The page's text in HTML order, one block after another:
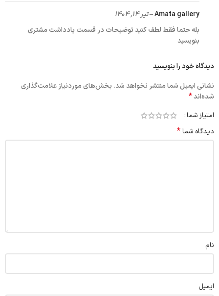
Amata gallery
–تیر ۱۴, ۱۴۰۴
بله حتما فقط لطف کنید توضیحات در قسمت یادداشت مشتری
بنویسید
دیدگاه خود را بنویسید
نشانی ایمیل شما منتشر نخواهد شد. بخش‌های موردنیاز علامت‌گذاری
شده‌اند*
امتیاز شما
دیدگاه شما*
نام
ایمیل